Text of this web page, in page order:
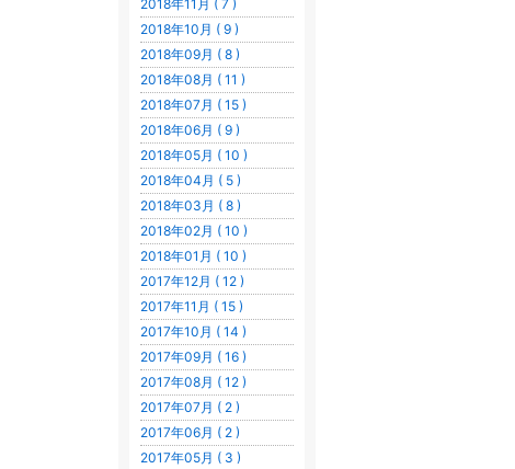
2018年11月 ( 7 )
2018年10月 ( 9 )
2018年09月 ( 8 )
2018年08月 ( 11 )
2018年07月 ( 15 )
2018年06月 ( 9 )
2018年05月 ( 10 )
2018年04月 ( 5 )
2018年03月 ( 8 )
2018年02月 ( 10 )
2018年01月 ( 10 )
2017年12月 ( 12 )
2017年11月 ( 15 )
2017年10月 ( 14 )
2017年09月 ( 16 )
2017年08月 ( 12 )
2017年07月 ( 2 )
2017年06月 ( 2 )
2017年05月 ( 3 )